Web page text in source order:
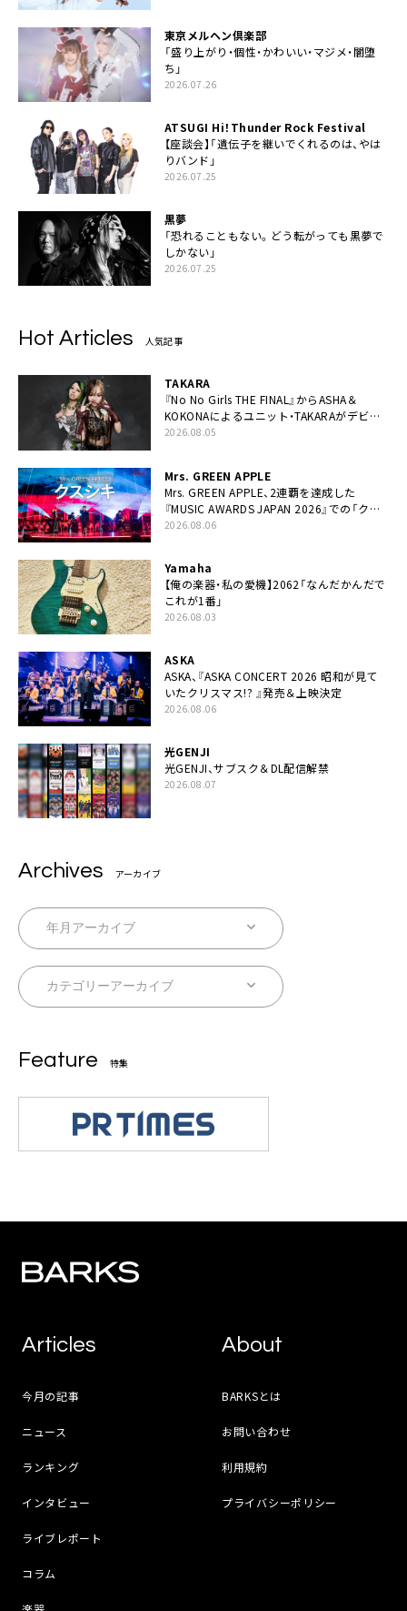
東京メルヘン倶楽部
「盛り上がり・個性・かわいい・マジメ・闇堕
ち」
2026.07.26
ATSUGI Hi！Thunder Rock Festival
【座談会】「遺伝子を継いでくれるのは、やは
りバンド」
2026.07.25
黒夢
「恐れることもない。どう転がっても黒夢で
しかない」
2026.07.25
Hot Articles 人気記事
TAKARA
『No No Girls THE FINAL』からASHA＆
KOKONAによるユニット・TAKARAがデビュ
ー
2026.08.05
Mrs. GREEN APPLE
Mrs. GREEN APPLE、2連覇を達成した
『MUSIC AWARDS JAPAN 2026』での「クス
シキ」ライブパフォーマンスをYouTube公開
2026.08.06
Yamaha
【俺の楽器・私の愛機】2062「なんだかんだで
これが1番」
2026.08.03
ASKA
ASKA、『ASKA CONCERT 2026 昭和が見て
いたクリスマス!? 』発売＆上映決定
2026.08.06
光GENJI
光GENJI、サブスク＆DL配信解禁
2026.08.07
Archives アーカイブ
Feature 特集
Articles
今月の記事
ニュース
ランキング
インタビュー
ライブレポート
コラム
About
BARKSとは
お問い合わせ
利用規約
プライバシーポリシー